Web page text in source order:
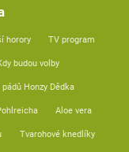
horory TV program
budou volby
pádů Honzy Dědka
Aloe vera
Tvarohové knedlíky